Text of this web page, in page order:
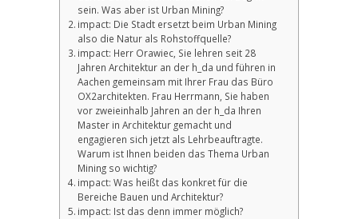
sein. Was aber ist Urban Mining?
impact: Die Stadt ersetzt beim Urban Mining
also die Natur als Rohstoffquelle?
impact: Herr Orawiec, Sie lehren seit 28
Jahren Architektur an der h_da und führen in
Aachen gemeinsam mit Ihrer Frau das Büro
OX2architekten. Frau Herrmann, Sie haben
vor zweieinhalb Jahren an der h_da Ihren
Master in Architektur gemacht und
engagieren sich jetzt als Lehrbeauftragte.
Warum ist Ihnen beiden das Thema Urban
Mining so wichtig?
impact: Was heißt das konkret für die
Bereiche Bauen und Architektur?
impact: Ist das denn immer möglich?